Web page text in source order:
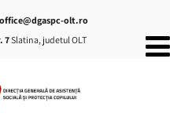
office@dgaspc-olt.ro
7Slatina, judetul OLT